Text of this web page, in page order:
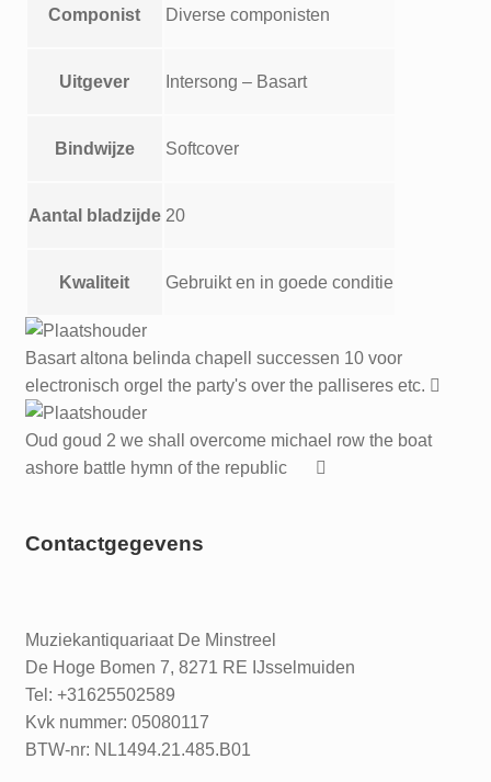
etc.Componist Diverse componisten
Uitgever Intersong – Basart
Bindwijze Softcover
Aantal bladzijde 20
Kwaliteit Gebruikt en in goede conditie
Basart altona belinda chapell successen 10 voor
electronisch orgel the party's over the palliseres etc.
Oud goud 2 we shall overcome michael row the boat
ashore battle hymn of the republic
Contactgegevens
Muziekantiquariaat De Minstreel
De Hoge Bomen 7, 8271 RE IJsselmuiden
Tel: +31625502589
Kvk nummer: 05080117
BTW-nr: NL1494.21.485.B01